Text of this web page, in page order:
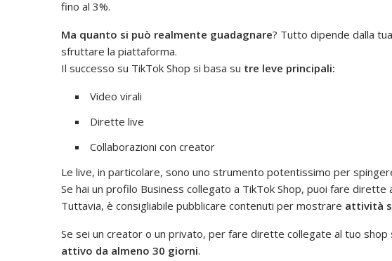
fino al 3%.
Ma quanto si può realmente guadagnare? Tutto dipende dalla
sfruttare la piattaforma.
Il successo su TikTok Shop si basa su tre leve principali:
Video virali
Dirette live
Collaborazioni con creator
Le live, in particolare, sono uno strumento potentissimo per
Se hai un profilo Business collegato a TikTok Shop, puoi fare
Tuttavia, è consigliabile pubblicare contenuti per mostrare attività
Se sei un creator o un privato, per fare dirette collegate al tuo shop
attivo da almeno 30 giorni.